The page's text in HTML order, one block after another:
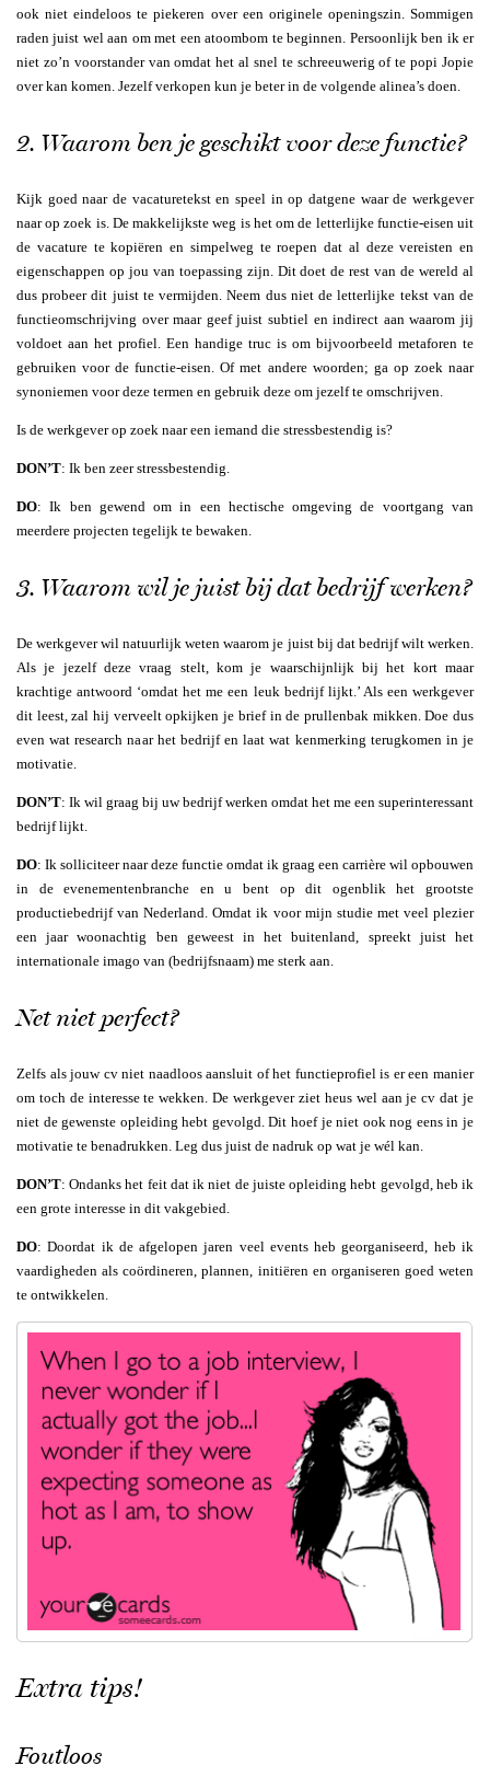
ook niet eindeloos te piekeren over een originele openingszin. Sommigen
raden juist wel aan om met een atoombom te beginnen. Persoonlijk ben ik er
niet zo’n voorstander van omdat het al snel te schreeuwerig of te popi Jopie
over kan komen. Jezelf verkopen kun je beter in de volgende alinea’s doen.
2. Waarom ben je geschikt voor deze functie?
Kijk goed naar de vacaturetekst en speel in op datgene waar de werkgever
naar op zoek is. De makkelijkste weg is het om de letterlijke functie-eisen uit
de vacature te kopiëren en simpelweg te roepen dat al deze vereisten en
eigenschappen op jou van toepassing zijn. Dit doet de rest van de wereld al
dus probeer dit juist te vermijden. Neem dus niet de letterlijke tekst van de
functieomschrijving over maar geef juist subtiel en indirect aan waarom jij
voldoet aan het profiel. Een handige truc is om bijvoorbeeld metaforen te
gebruiken voor de functie-eisen. Of met andere woorden; ga op zoek naar
synoniemen voor deze termen en gebruik deze om jezelf te omschrijven.
Is de werkgever op zoek naar een iemand die stressbestendig is?
DON’T: Ik ben zeer stressbestendig.
DO: Ik ben gewend om in een hectische omgeving de voortgang van
meerdere projecten tegelijk te bewaken.
3. Waarom wil je juist bij dat bedrijf werken?
De werkgever wil natuurlijk weten waarom je juist bij dat bedrijf wilt werken.
Als je jezelf deze vraag stelt, kom je waarschijnlijk bij het kort maar
krachtige antwoord ‘omdat het me een leuk bedrijf lijkt.’ Als een werkgever
dit leest, zal hij verveelt opkijken je brief in de prullenbak mikken. Doe dus
even wat research naar het bedrijf en laat wat kenmerking terugkomen in je
motivatie.
DON’T: Ik wil graag bij uw bedrijf werken omdat het me een superinteressant
bedrijf lijkt.
DO: Ik solliciteer naar deze functie omdat ik graag een carrière wil opbouwen
in de evenementenbranche en u bent op dit ogenblik het grootste
productiebedrijf van Nederland. Omdat ik voor mijn studie met veel plezier
een jaar woonachtig ben geweest in het buitenland, spreekt juist het
internationale imago van (bedrijfsnaam) me sterk aan.
Net niet perfect?
Zelfs als jouw cv niet naadloos aansluit of het functieprofiel is er een manier
om toch de interesse te wekken. De werkgever ziet heus wel aan je cv dat je
niet de gewenste opleiding hebt gevolgd. Dit hoef je niet ook nog eens in je
motivatie te benadrukken. Leg dus juist de nadruk op wat je wél kan.
DON’T: Ondanks het feit dat ik niet de juiste opleiding hebt gevolgd, heb ik
een grote interesse in dit vakgebied.
DO: Doordat ik de afgelopen jaren veel events heb georganiseerd, heb ik
vaardigheden als coördineren, plannen, initiëren en organiseren goed weten
te ontwikkelen.
Extra tips!
Foutloos